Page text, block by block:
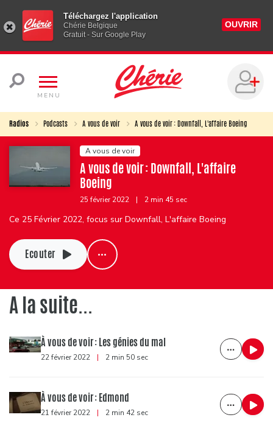
Téléchargez l'application
Chérie Belgique
Gratuit - Sur Google Play
OUVRIR
MENU
Radios Podcasts A vous de voir A vous de voir : Downfall, L'affaire Boeing
A vous de voir
A vous de voir : Downfall, L'affaire
Boeing
25 février 2022 | 2 min 45 sec
Ce 25 Février 2022, focus sur Downfall, L'affaire Boeing
Ecouter
A la suite...
À vous de voir : Les génies du mal
22 février 2022 | 2 min 50 sec
À vous de voir : Edmond
21 février 2022 | 2 min 42 sec